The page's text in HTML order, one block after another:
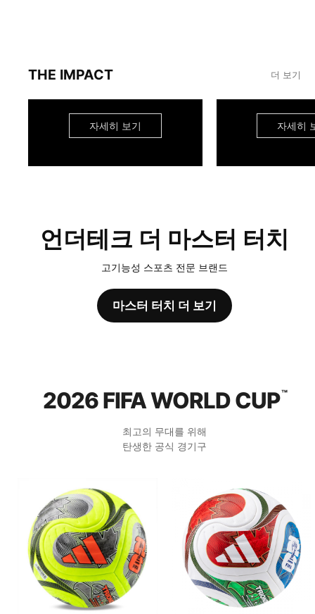
THE IMPACT 더 보기
자세히 보기 자세히
언더테크 더 마스터 터치
고기능성 스포츠 전문 브랜드
마스터 터치 더 보기
2026 FIFA WORLD CUP™
최고의 무대를 위해
탄생한 공식 경기구